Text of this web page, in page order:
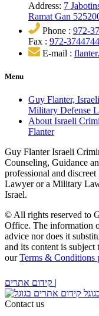
Address: 7
Ramat Gan
Phone : 972-
Fax : 972-
E-mail :
Menu
Guy Flanter,
Military Defense
About Israeli
Flanter
Guy Flanter Israeli
Counseling, Guidance
professional and
Lawyer or a Military
Israel.
© All rights reserved to
Office. The information
advice nor does it
and its content is
ourTerms & Conditions
קידום אתרים |
Contact us